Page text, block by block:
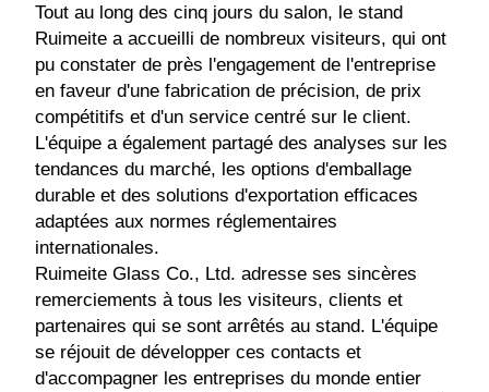
Tout au long des cinq jours du salon, le stand
Ruimeite a accueilli de nombreux visiteurs, qui ont
pu constater de près l'engagement de l'entreprise
en faveur d'une fabrication de précision, de prix
compétitifs et d'un service centré sur le client.
L'équipe a également partagé des analyses sur les
tendances du marché, les options d'emballage
durable et des solutions d'exportation efficaces
adaptées aux normes réglementaires
internationales.
Ruimeite Glass Co., Ltd. adresse ses sincères
remerciements à tous les visiteurs, clients et
partenaires qui se sont arrêtés au stand. L'équipe
se réjouit de développer ces contacts et
d'accompagner les entreprises du monde entier